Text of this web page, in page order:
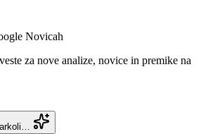
Novicah
za nove analize, novice in premike na